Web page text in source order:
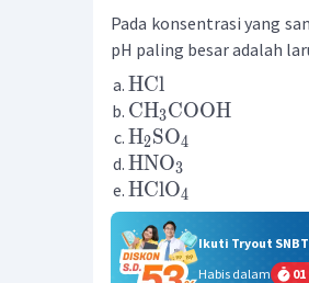
Pada konsentrasi yang
pH paling besar adalah
HCl
CH3COOH
H2SO4
HNO3
HClO4
Ikuti Tryout
Habis dalam
01